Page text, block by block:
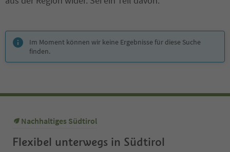
Im Moment können wir keine Ergebnisse für diese Suche
finden.
Nachhaltiges Südtirol
Flexibel unterwegs in Südtirol